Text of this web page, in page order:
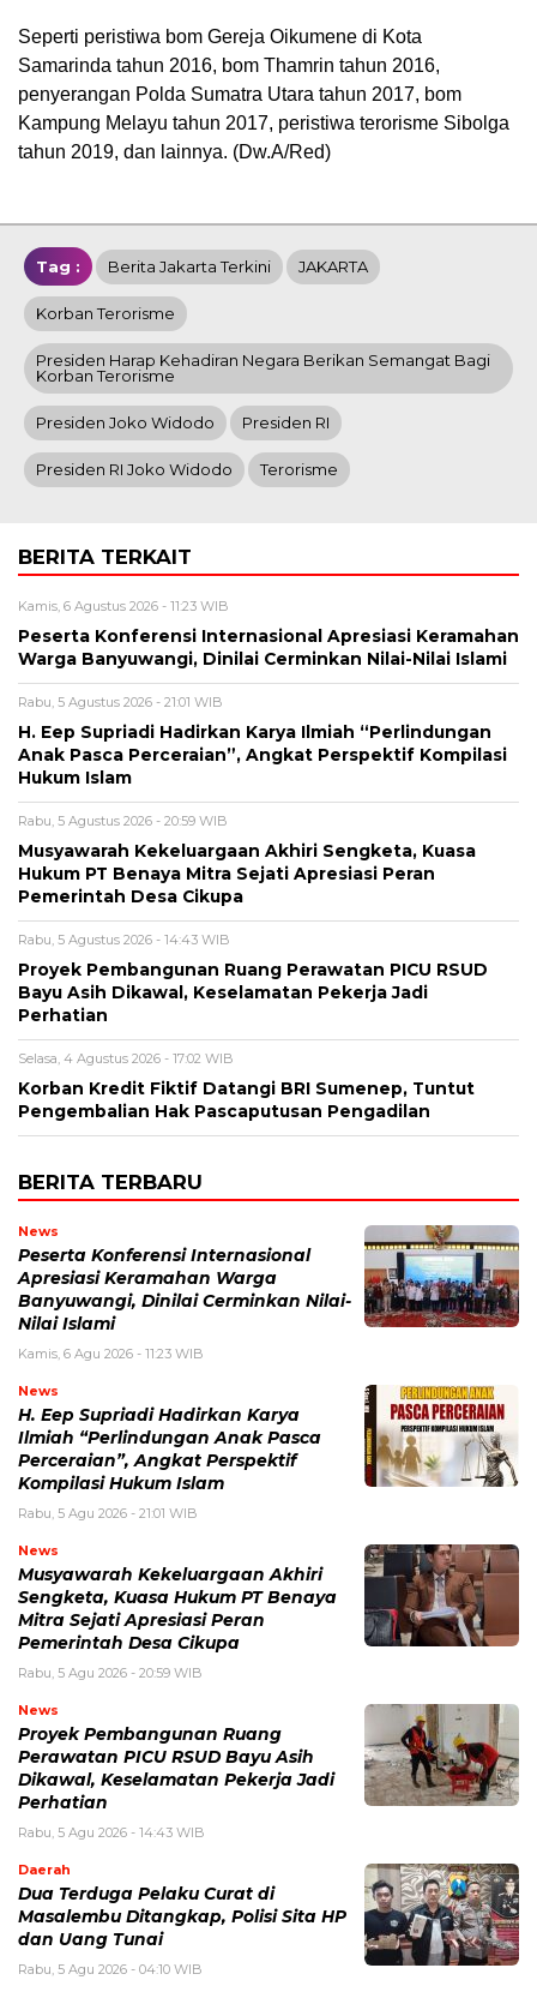
Seperti peristiwa bom Gereja Oikumene di Kota
Samarinda tahun 2016, bom Thamrin tahun 2016,
penyerangan Polda Sumatra Utara tahun 2017, bom
Kampung Melayu tahun 2017, peristiwa terorisme Sibolga
tahun 2019, dan lainnya. (Dw.A/Red)
Tag : Berita Jakarta Terkini JAKARTA
Korban Terorisme
Presiden Harap Kehadiran Negara Berikan Semangat Bagi
Korban Terorisme
Presiden Joko Widodo Presiden RI
Presiden RI Joko Widodo Terorisme
BERITA TERKAIT
Kamis, 6 Agustus 2026 - 11:23 WIB
Peserta Konferensi Internasional Apresiasi Keramahan
Warga Banyuwangi, Dinilai Cerminkan Nilai-Nilai Islami
Rabu, 5 Agustus 2026 - 21:01 WIB
H. Eep Supriadi Hadirkan Karya Ilmiah “Perlindungan
Anak Pasca Perceraian”, Angkat Perspektif Kompilasi
Hukum Islam
Rabu, 5 Agustus 2026 - 20:59 WIB
Musyawarah Kekeluargaan Akhiri Sengketa, Kuasa
Hukum PT Benaya Mitra Sejati Apresiasi Peran
Pemerintah Desa Cikupa
Rabu, 5 Agustus 2026 - 14:43 WIB
Proyek Pembangunan Ruang Perawatan PICU RSUD
Bayu Asih Dikawal, Keselamatan Pekerja Jadi
Perhatian
Selasa, 4 Agustus 2026 - 17:02 WIB
Korban Kredit Fiktif Datangi BRI Sumenep, Tuntut
Pengembalian Hak Pascaputusan Pengadilan
BERITA TERBARU
News
Peserta Konferensi Internasional
Apresiasi Keramahan Warga
Banyuwangi, Dinilai Cerminkan Nilai-
Nilai Islami
Kamis, 6 Agu 2026 - 11:23 WIB
News
H. Eep Supriadi Hadirkan Karya
Ilmiah “Perlindungan Anak Pasca
Perceraian”, Angkat Perspektif
Kompilasi Hukum Islam
Rabu, 5 Agu 2026 - 21:01 WIB
News
Musyawarah Kekeluargaan Akhiri
Sengketa, Kuasa Hukum PT Benaya
Mitra Sejati Apresiasi Peran
Pemerintah Desa Cikupa
Rabu, 5 Agu 2026 - 20:59 WIB
News
Proyek Pembangunan Ruang
Perawatan PICU RSUD Bayu Asih
Dikawal, Keselamatan Pekerja Jadi
Perhatian
Rabu, 5 Agu 2026 - 14:43 WIB
Daerah
Dua Terduga Pelaku Curat di
Masalembu Ditangkap, Polisi Sita HP
dan Uang Tunai
Rabu, 5 Agu 2026 - 04:10 WIB